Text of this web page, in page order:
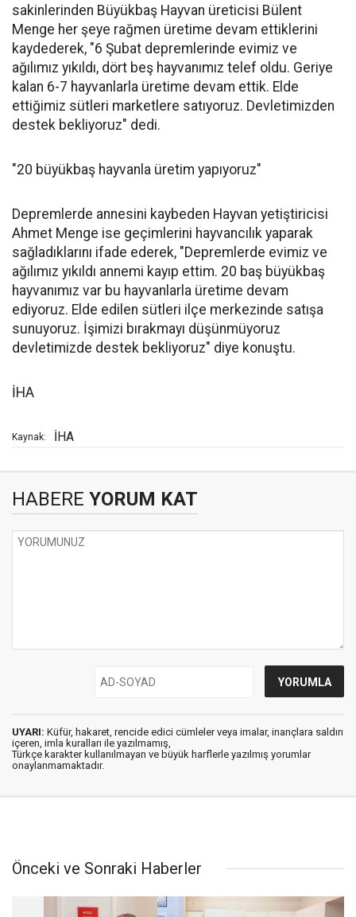
sakinlerinden Büyükbaş Hayvan üreticisi Bülent
Menge her şeye rağmen üretime devam ettiklerini
kaydederek, "6 Şubat depremlerinde evimiz ve
ağılımız yıkıldı, dört beş hayvanımız telef oldu. Geriye
kalan 6-7 hayvanlarla üretime devam ettik. Elde
ettiğimiz sütleri marketlere satıyoruz. Devletimizden
destek bekliyoruz" dedi.
"20 büyükbaş hayvanla üretim yapıyoruz"
Depremlerde annesini kaybeden Hayvan yetiştiricisi
Ahmet Menge ise geçimlerini hayvancılık yaparak
sağladıklarını ifade ederek, "Depremlerde evimiz ve
ağılımız yıkıldı annemi kayıp ettim. 20 baş büyükbaş
hayvanımız var bu hayvanlarla üretime devam
ediyoruz. Elde edilen sütleri ilçe merkezinde satışa
sunuyoruz. İşimizi bırakmayı düşünmüyoruz
devletimizde destek bekliyoruz" diye konuştu.
İHA
Kaynak: İHA
HABERE YORUM KAT
UYARI: Küfür, hakaret, rencide edici cümleler veya imalar, inançlara saldırı
içeren, imla kuralları ile yazılmamış,
Türkçe karakter kullanılmayan ve büyük harflerle yazılmış yorumlar
onaylanmamaktadır.
Önceki ve Sonraki Haberler